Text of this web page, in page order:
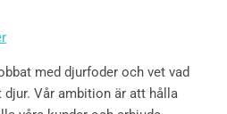
med djurfoder och vet vad
Vår ambition är att hålla